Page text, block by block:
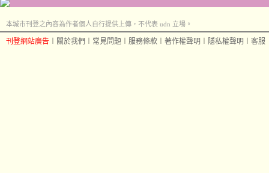
本城市刊登之內容為作者個人自行提供上傳，不代表 udn 立場。
刊登網站廣告 關於我們 常見問題 服務條款 著作權聲明 隱私權聲明 客服